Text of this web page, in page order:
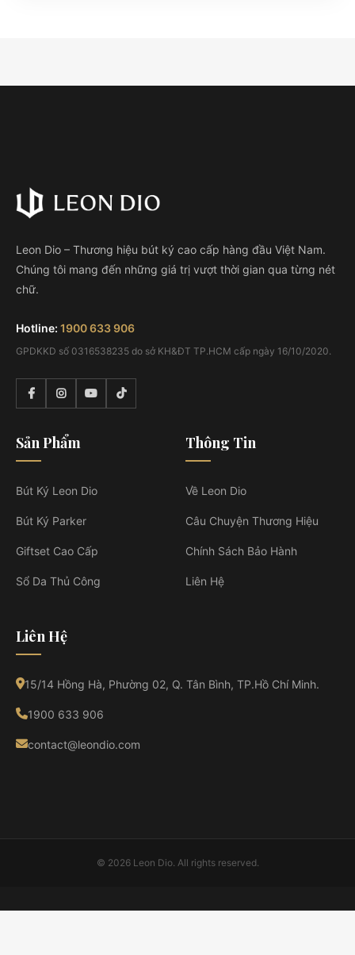
Leon Dio – Thương hiệu bút ký cao cấp hàng đầu Việt Nam.
Chúng tôi mang đến những giá trị vượt thời gian qua từng nét
chữ.
Hotline: 1900 633 906
GPDKKD số 0316538235 do sở KH&ĐT TP.HCM cấp ngày 16/10/2020.
Sản Phẩm
Bút Ký Leon Dio
Bút Ký Parker
Giftset Cao Cấp
Sổ Da Thủ Công
Thông Tin
Về Leon Dio
Câu Chuyện Thương Hiệu
Chính Sách Bảo Hành
Liên Hệ
Liên Hệ
15/14 Hồng Hà, Phường 02, Q. Tân Bình, TP.Hồ Chí Minh.
1900 633 906
contact@leondio.com
© 2026 Leon Dio. All rights reserved.